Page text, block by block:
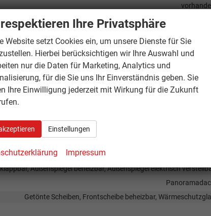
adaptiv (ACC), Verkehrzeichenerkennung,
Sensor, Abstandswarner
Control hinten, Rückfahrkamera, 360°-Kamera (Surround View)
Schlüssellose Zentralverriegelung (Keyless Go)
Außenspiegel beheizbar, Außenspiegel elektrisch
Getönte Scheiben, Frontscheibe beheizbar,
Ihre Privatsphäre
Website setzt Cookies ein, um unsere Dienste für Sie
Hierbei berücksichtigen wir Ihre Auswahl und
nur die Daten für Marketing, Analytics und
für die Sie uns Ihr Einverständnis geben. Sie
Ihre Einwilligung jederzeit mit Wirkung für die Zukunft
Einstellungen
Impressum